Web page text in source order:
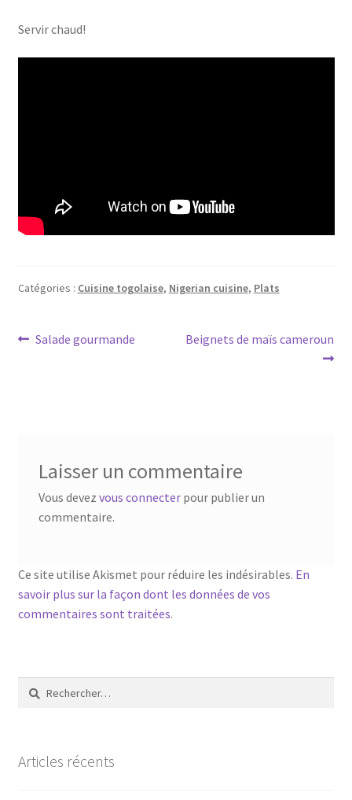
Servir chaud!
Catégories : Cuisine togolaise, Nigerian cuisine, Plats
Navigation
Article
Salade gourmande
Article
Beignets de maïs cameroun
Laisser un commentaire
Vous devez vous connecterpour publier un
commentaire.
Ce site utilise Akismet pour réduire les indésirables. En
savoir plus sur la façon dont les données de vos
commentaires sont traitées.
Rechercher :
Articles récents